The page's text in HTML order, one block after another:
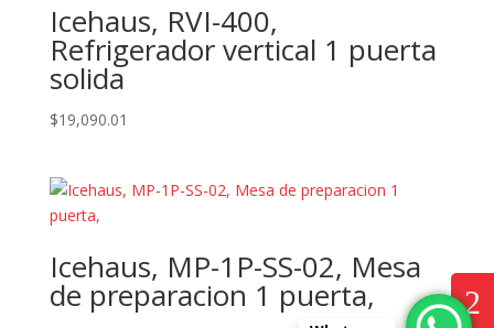
Icehaus, RVI-400,
Refrigerador vertical 1 puerta
solida
$19,090.01
Icehaus, MP-1P-SS-02, Mesa
de preparacion 1 puerta,